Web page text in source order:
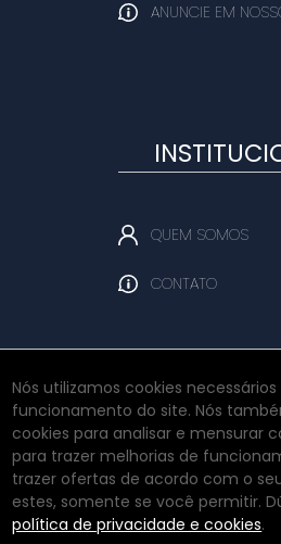
ANUNCIE EM
QUEM SOMOS
CONTATO
REDES
INSTAGRAM
Nós utilizamos cookies
funcionamento do site. Nós
cookies para analisar e mensurar
para trazer melhorias de
trazer ofertas de acordo com o
estes, somente se você permitir.
política de privacidade e cookies.